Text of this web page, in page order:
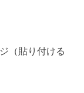
（貼り付ける